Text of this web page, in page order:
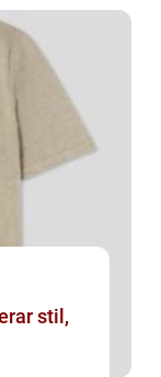
stil,